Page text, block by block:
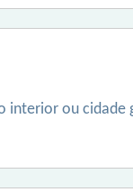
ou cidade